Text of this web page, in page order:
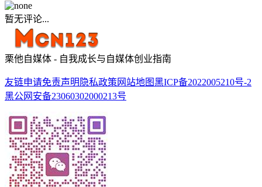
暂无评论...
栗他自媒体 - 自我成长与自媒体创业指南
友链申请免责声明 隐私政策 网站地图黑ICP备2022005210号-2
黑公网安备23060302000213号